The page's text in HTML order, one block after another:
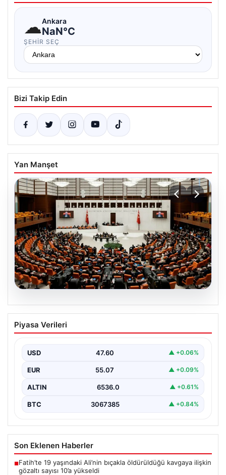
☁Ankara
NaN°C
ŞEHIR SEÇ
Bizi Takip Edin
Yan Manşet
Şehit Aileleri ve Gazilere Yönelik
Haklarda Yeni Dönem Başladı
Komisyonu’nda önemli bir düzenleme kabul edildi. Bu…
Piyasa Verileri
USD 47.60 ▲ +0.06%
EUR 55.07 ▲ +0.09%
ALTIN 6536.0 ▲ +0.61%
BTC 3067385 ▲ +0.84%
Son Eklenen Haberler
■Fatih’te 19 yaşındaki Ali’nin bıçakla öldürüldüğü kavgaya ilişkin
gözaltı sayısı 10’a yükseldi